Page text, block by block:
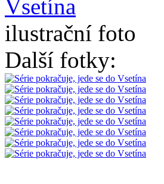
ilustrační foto
Další fotky: